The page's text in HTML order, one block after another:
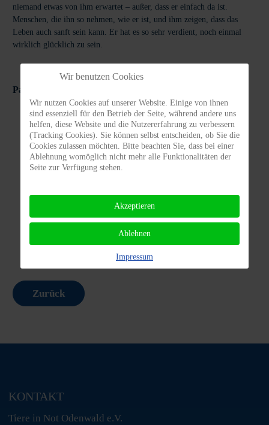
niemand etwas von ihm erwartet – außer, dass er einfach da ist.
Menschen, die ihn so nehmen, wie er ist, und ihm zeigen, dass das
Leben auch sanft sein kann. Er hat es so sehr verdient, noch einmal
wirklich glücklich zu sein.
Patenschaft:
Vermittlungs
ABC
Tierhalter
Vermittlungs-
Spenden/
Zurück
KONTAKT
Tiere in Not Odenwald e.V.
Wir benutzen Cookies
Wir nutzen Cookies auf unserer Website. Einige von ihnen
sind essenziell für den Betrieb der Seite, während andere uns
helfen, diese Website und die Nutzererfahrung zu verbessern
(Tracking Cookies). Sie können selbst entscheiden, ob Sie die
Cookies zulassen möchten. Bitte beachten Sie, dass bei einer
Ablehnung womöglich nicht mehr alle Funktionalitäten der
Seite zur Verfügung stehen.
Akzeptieren
Ablehnen
Impressum